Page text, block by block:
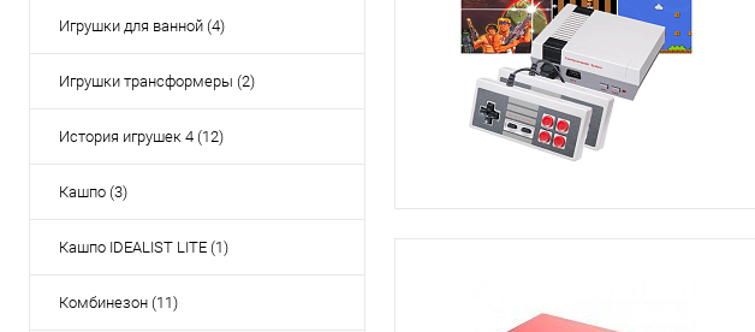
Игрушки для ванной (4)
Игрушки трансформеры (2)
История игрушек 4 (12)
Кашпо (3)
Кашпо IDEALIST LITE (1)
Комбинезон (11)